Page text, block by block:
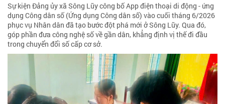
Sự kiện Đảng ủy xã Sông Lũy công bố App điện thoại di động - ứng
dụng Công dân số (Ứng dụng Công dân số) vào cuối tháng 6/2026
phục vụ Nhân dân đã tạo bước đột phá mới ở Sông Lũy. Qua đó,
góp phần đưa công nghệ số về gần dân, khẳng định vị thế đi đầu
trong chuyển đổi số cấp cơ sở.